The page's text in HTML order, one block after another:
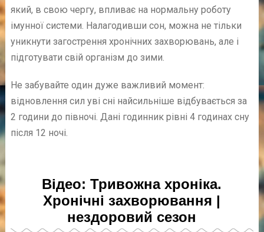
який, в свою чергу, впливає на нормальну роботу
імунної системи. Налагодивши сон, можна не тільки
уникнути загострення хронічних захворювань, але і
підготувати свій організм до зими.
Не забувайте один дуже важливий момент:
відновлення сил уві сні найсильніше відбувається за
2 години до півночі. Дані годинник рівні 4 годинах сну
після 12 ночі.
Відео: Тривожна хроніка.
Хронічні захворювання |
нездоровий сезон